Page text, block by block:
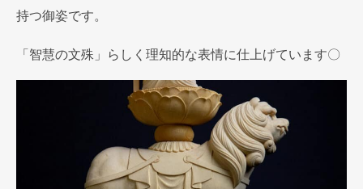
持つ御姿です。
「智慧の文殊」らしく理知的な表情に仕上げています〇